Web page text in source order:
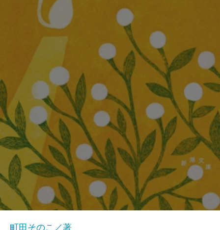
町田そのこ／著